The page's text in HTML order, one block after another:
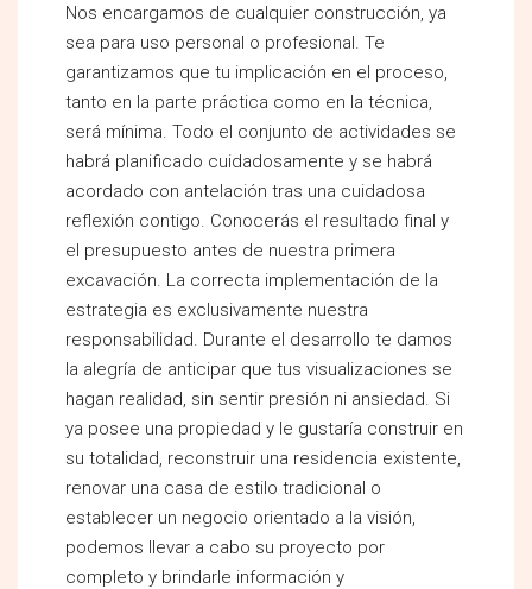
Nos encargamos de cualquier construcción, ya
sea para uso personal o profesional. Te
garantizamos que tu implicación en el proceso,
tanto en la parte práctica como en la técnica,
será mínima. Todo el conjunto de actividades se
habrá planificado cuidadosamente y se habrá
acordado con antelación tras una cuidadosa
reflexión contigo. Conocerás el resultado final y
el presupuesto antes de nuestra primera
excavación. La correcta implementación de la
estrategia es exclusivamente nuestra
responsabilidad. Durante el desarrollo te damos
la alegría de anticipar que tus visualizaciones se
hagan realidad, sin sentir presión ni ansiedad. Si
ya posee una propiedad y le gustaría construir en
su totalidad, reconstruir una residencia existente,
renovar una casa de estilo tradicional o
establecer un negocio orientado a la visión,
podemos llevar a cabo su proyecto por
completo y brindarle información y